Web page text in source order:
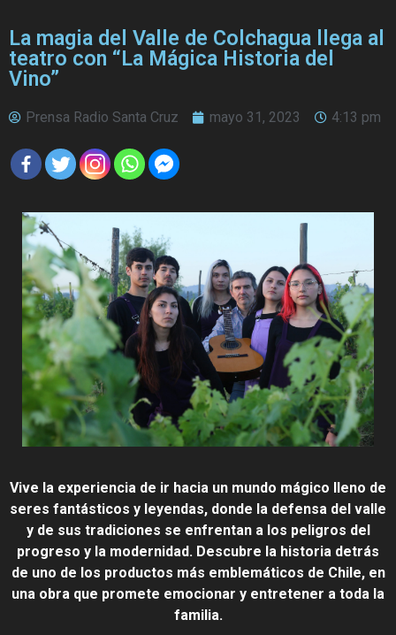
La magia del Valle de Colchagua llega al
teatro con “La Mágica Historia del
Vino”
Prensa Radio Santa Cruz mayo 31, 2023 4:13 pm
Vive la experiencia de ir hacia un mundo mágico lleno de
seres fantásticos y leyendas, donde la defensa del valle
y de sus tradiciones se enfrentan a los peligros del
progreso y la modernidad. Descubre la historia detrás
de uno de los productos más emblemáticos de Chile, en
una obra que promete emocionar y entretener a toda la
familia.